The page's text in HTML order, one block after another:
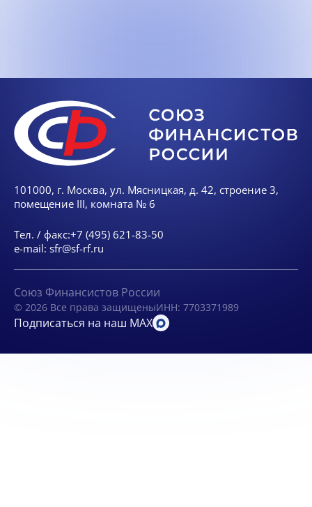
101000, г. Москва, ул. Мясницкая, д. 42, строение 3,
помещение III, комната № 6
Тел. / факс:+7 (495) 621-83-50
e-mail: sfr@sf-rf.ru
Союз Финансистов России
© 2026 Все права защищеныИНН: 7703371989
Подписаться на наш MAX